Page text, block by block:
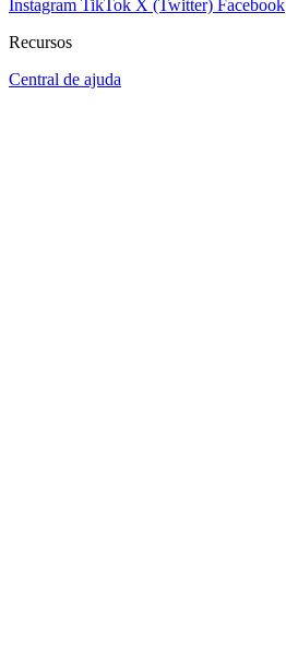
Instagram TikTok X (Twitter) Facebook
Recursos
Central de ajuda